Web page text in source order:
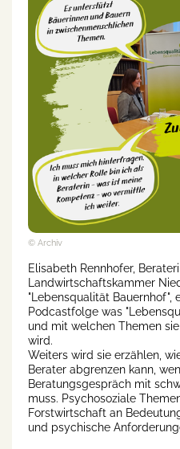
© Archiv
Elisabeth Rennhofer,
Landwirtschaftskammer
"Lebensqualität Bauernhof",
Podcastfolge was
und mit welchen Themen
wird.
Weiters wird sie erzählen,
Berater abgrenzen kann,
Beratungsgespräch mit
muss. Psychosoziale
Forstwirtschaft an
und psychische